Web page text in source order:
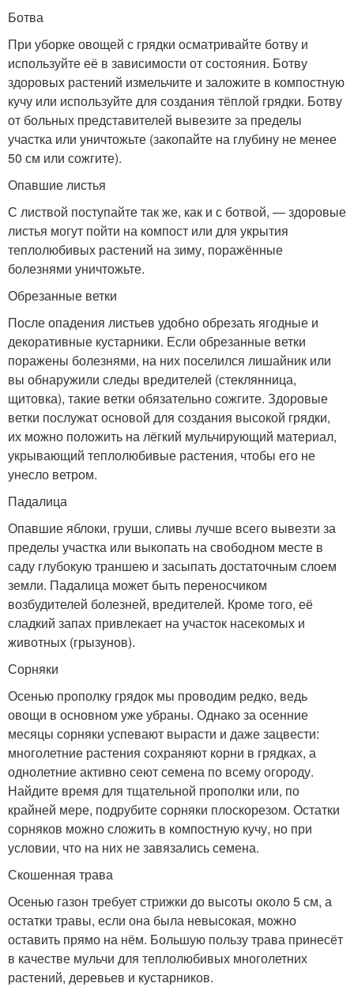
Ботва
При уборке овощей с грядки осматривайте ботву и
используйте её в зависимости от состояния. Ботву
здоровых растений измельчите и заложите в компостную
кучу или используйте для создания тёплой грядки. Ботву
от больных представителей вывезите за пределы
участка или уничтожьте (закопайте на глубину не менее
50 см или сожгите).
Опавшие листья
С листвой поступайте так же, как и с ботвой, — здоровые
листья могут пойти на компост или для укрытия
теплолюбивых растений на зиму, поражённые
болезнями уничтожьте.
Обрезанные ветки
После опадения листьев удобно обрезать ягодные и
декоративные кустарники. Если обрезанные ветки
поражены болезнями, на них поселился лишайник или
вы обнаружили следы вредителей (стеклянница,
щитовка), такие ветки обязательно сожгите. Здоровые
ветки послужат основой для создания высокой грядки,
их можно положить на лёгкий мульчирующий материал,
укрывающий теплолюбивые растения, чтобы его не
унесло ветром.
Падалица
Опавшие яблоки, груши, сливы лучше всего вывезти за
пределы участка или выкопать на свободном месте в
саду глубокую траншею и засыпать достаточным слоем
земли. Падалица может быть переносчиком
возбудителей болезней, вредителей. Кроме того, её
сладкий запах привлекает на участок насекомых и
животных (грызунов).
Сорняки
Осенью прополку грядок мы проводим редко, ведь
овощи в основном уже убраны. Однако за осенние
месяцы сорняки успевают вырасти и даже зацвести:
многолетние растения сохраняют корни в грядках, а
однолетние активно сеют семена по всему огороду.
Найдите время для тщательной прополки или, по
крайней мере, подрубите сорняки плоскорезом. Остатки
сорняков можно сложить в компостную кучу, но при
условии, что на них не завязались семена.
Скошенная трава
Осенью газон требует стрижки до высоты около 5 см, а
остатки травы, если она была невысокая, можно
оставить прямо на нём. Большую пользу трава принесёт
в качестве мульчи для теплолюбивых многолетних
растений, деревьев и кустарников.